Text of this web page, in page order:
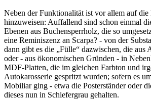
Neben der Funktionalität ist vor allem auf
hinzuweisen: Auffallend sind schon einmal
Ebenen aus Buchensperrholz, die so
eine Reminiszenz an Scarpa? - von der
dann gibt es die „Fülle“ dazwischen, die aus
oder - aus ökonomischen Gründen - in
MDF-Platten, die im gleichen Farbton und
Autokarosserie gespritzt wurden; sofern es
Mobiliar ging - etwa die Posterständer oder
dieses nun in Schiefergrau gehalten.